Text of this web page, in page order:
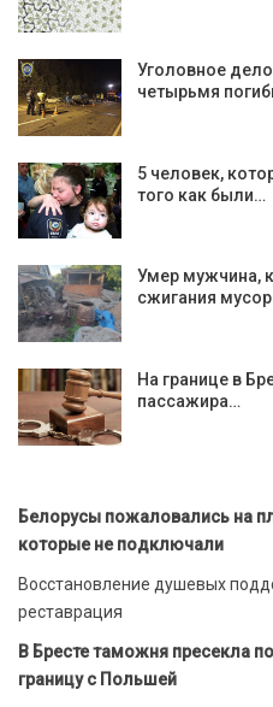
Уголовное
четырьмя
5 человек,
того как были…
Умер мужчина,
сжигания
На границе в
пассажира…
Белорусы пожаловались на
которые не подключали
Восстановление душевых
реставрация
В Бресте таможня пресекла
границу с Польшей